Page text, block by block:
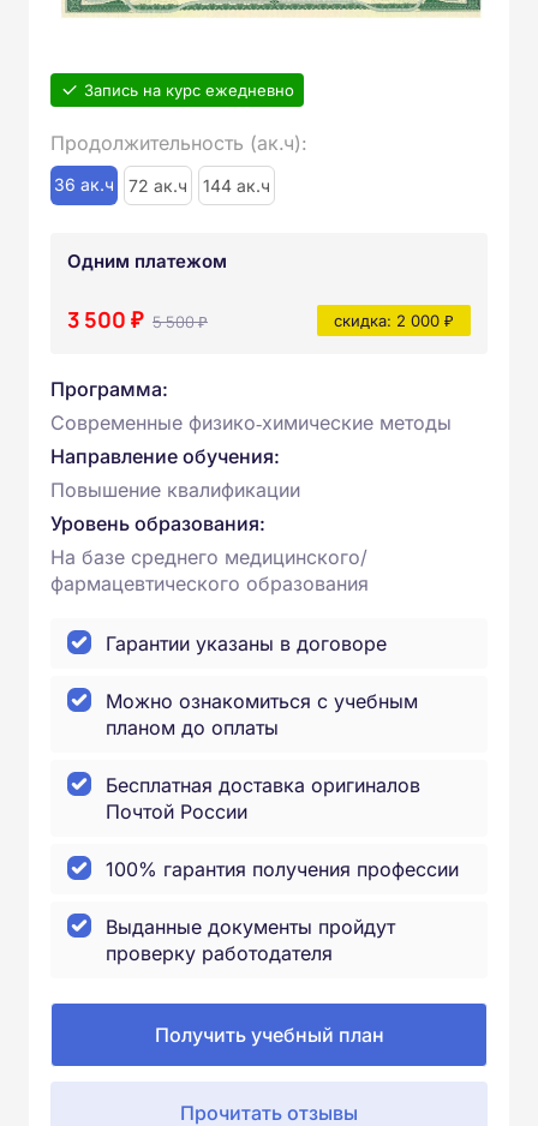
Запись на курс ежедневно
Продолжительность (ак.ч):
36 ак.ч 72 ак.ч 144 ак.ч
Одним платежом
3 500 ₽ 5 500 ₽ скидка: 2 000 ₽
Программа:
Современные физико‑химические методы
Направление обучения:
Повышение квалификации
Уровень образования:
На базе среднего медицинского/
фармацевтического образования
Гарантии указаны в договоре
Можно ознакомиться с учебным
планом до оплаты
Бесплатная доставка оригиналов
Почтой России
100% гарантия получения профессии
Выданные документы пройдут
проверку работодателя
Получить учебный план
Прочитать отзывы